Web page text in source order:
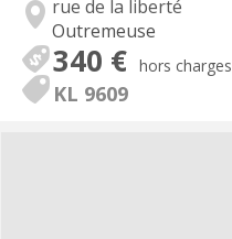
rue de la liberté
Outremeuse
340 € hors charges
KL 9609